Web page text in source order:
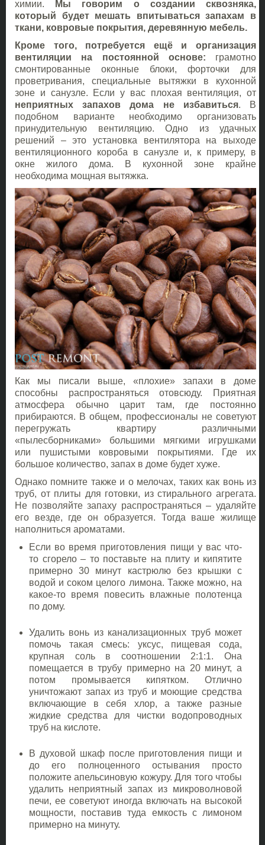
химии.
Мы говорим о создании сквозняка,
который будет мешать впитываться запахам в
ткани, ковровые покрытия, деревянную мебель.
Кроме того, потребуется ещё и организация
вентиляции на постоянной основе: грамотно
смонтированные оконные блоки, форточки для
проветривания, специальные вытяжки в кухонной
зоне и санузле. Если у вас плохая вентиляция, от
неприятных запахов дома не избавиться. В
подобном варианте необходимо организовать
принудительную вентиляцию. Одно из удачных
решений – это установка вентилятора на выходе
вентиляционного короба в санузле и, к примеру, в
окне жилого дома. В кухонной зоне крайне
необходима мощная вытяжка.
Как мы писали выше, «плохие» запахи в доме
способны распространяться отовсюду. Приятная
атмосфера обычно царит там, где постоянно
прибираются. В общем, профессионалы не советуют
перегружать квартиру различными
«пылесборниками» большими мягкими игрушками
или пушистыми ковровыми покрытиями. Где их
большое количество, запах в доме будет хуже.
Однако помните также и о мелочах, таких как вонь из
труб, от плиты для готовки, из стирального агрегата.
Не позволяйте запаху распространяться – удаляйте
его везде, где он образуется. Тогда ваше жилище
наполниться ароматами.
Если во время приготовления пищи у вас что-
то сгорело – то поставьте на плиту и кипятите
примерно 30 минут кастрюлю без крышки с
водой и соком целого лимона. Также можно, на
какое-то время повесить влажные полотенца
по дому.
Удалить вонь из канализационных труб может
помочь такая смесь: уксус, пищевая сода,
крупная соль в соотношении 2:1:1. Она
помещается в трубу примерно на 20 минут, а
потом промывается кипятком. Отлично
уничтожают запах из труб и моющие средства
включающие в себя хлор, а также разные
жидкие средства для чистки водопроводных
труб на кислоте.
В духовой шкаф после приготовления пищи и
до его полноценного остывания просто
положите апельсиновую кожуру. Для того чтобы
удалить неприятный запах из микроволновой
печи, ее советуют иногда включать на высокой
мощности, поставив туда емкость с лимоном
примерно на минуту.